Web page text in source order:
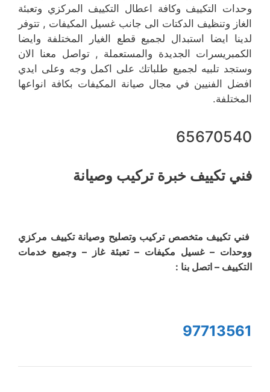
وحدات التكييف وكافة اعطال التكييف المركزي وتعبئة
الغاز وتنظيف الدكتات الى جانب غسيل المكيفات , تتوفر
لدينا ايضا استبدال لجميع قطع الغيار المختلفة وايضا
الكمبريسرات الجديدة والمستعملة , تواصل معنا الان
وستجد تلبيه لجميع طلباتك على اكمل وجه وعلى ايدي
افضل الفنيين في مجال صيانة المكيفات بكافة انواعها
المختلفة.
65670540
فني تكييف خبرة تركيب وصيانة
فني تكييف متخصص تركيب وتصليح وصيانة تكييف مركزي
ووحدات – غسيل مكيفات – تعبئة غاز – وجميع خدمات
التكييف – اتصل بنا :
97713561